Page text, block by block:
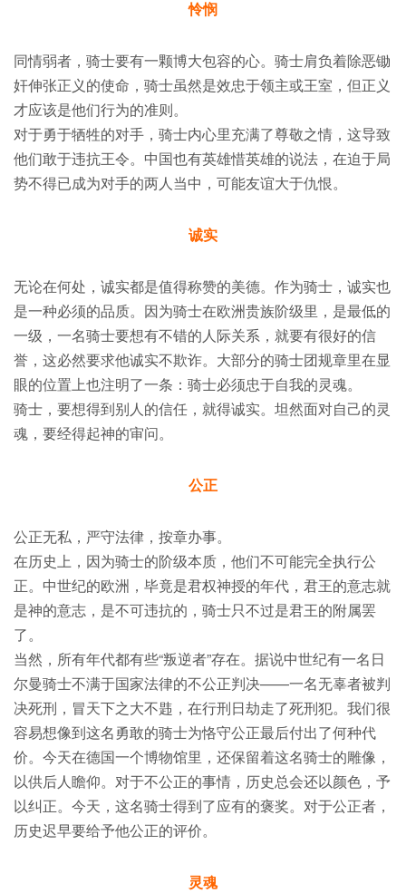
怜悯
同情弱者，骑士要有一颗博大包容的心。骑士肩负着除恶锄
奸伸张正义的使命，骑士虽然是效忠于领主或王室，但正义
才应该是他们行为的准则。
对于勇于牺牲的对手，骑士内心里充满了尊敬之情，这导致
他们敢于违抗王令。中国也有英雄惜英雄的说法，在迫于局
势不得已成为对手的两人当中，可能友谊大于仇恨。
诚实
无论在何处，诚实都是值得称赞的美德。作为骑士，诚实也
是一种必须的品质。因为骑士在欧洲贵族阶级里，是最低的
一级，一名骑士要想有不错的人际关系，就要有很好的信
誉，这必然要求他诚实不欺诈。大部分的骑士团规章里在显
眼的位置上也注明了一条：骑士必须忠于自我的灵魂。
骑士，要想得到别人的信任，就得诚实。坦然面对自己的灵
魂，要经得起神的审问。
公正
公正无私，严守法律，按章办事。
在历史上，因为骑士的阶级本质，他们不可能完全执行公
正。中世纪的欧洲，毕竟是君权神授的年代，君王的意志就
是神的意志，是不可违抗的，骑士只不过是君王的附属罢
了。
当然，所有年代都有些“叛逆者”存在。据说中世纪有一名日
尔曼骑士不满于国家法律的不公正判决——一名无辜者被判
决死刑，冒天下之大不韪，在行刑日劫走了死刑犯。我们很
容易想像到这名勇敢的骑士为恪守公正最后付出了何种代
价。今天在德国一个博物馆里，还保留着这名骑士的雕像，
以供后人瞻仰。对于不公正的事情，历史总会还以颜色，予
以纠正。今天，这名骑士得到了应有的褒奖。对于公正者，
历史迟早要给予他公正的评价。
灵魂